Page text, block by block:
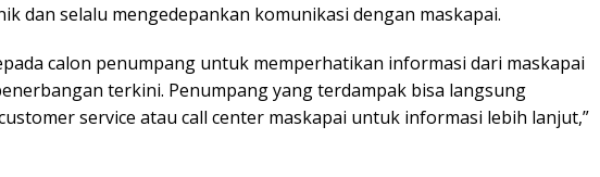
dan selalu mengedepankan komunikasi dengan maskapai.
calon penumpang untuk memperhatikan informasi dari maskapai
terkini. Penumpang yang terdampak bisa langsung
service atau call center maskapai untuk informasi lebih lanjut,”